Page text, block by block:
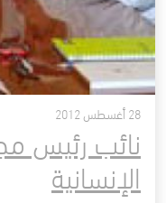
28 أغسطس 2012
نائب رئيس
الإنسانية